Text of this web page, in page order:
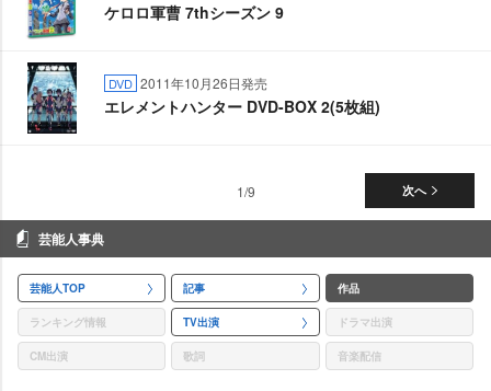
ケロロ軍曹 7thシーズン 9
DVD 2011年10月26日発売
エレメントハンター DVD-BOX 2(5枚組)
次へ
1/9
芸能人事典
芸能人TOP 記事 作品
ランキング情報 TV出演 ドラマ出演
CM出演 歌詞 音楽配信